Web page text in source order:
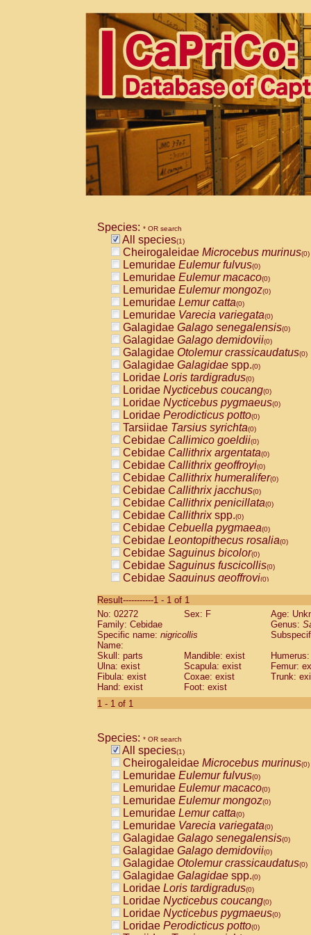
Species: * OR search
All species(1)
Cheirogaleidae Microcebus murinus(0)
Lemuridae Eulemur fulvus(0)
Lemuridae Eulemur macaco(0)
Lemuridae Eulemur mongoz(0)
Lemuridae Lemur catta(0)
Lemuridae Varecia variegata(0)
Galagidae Galago senegalensis(0)
Galagidae Galago demidovii(0)
Galagidae Otolemur crassicaudatus(0)
Galagidae Galagidae spp.(0)
Loridae Loris tardigradus(0)
Loridae Nycticebus coucang(0)
Loridae Nycticebus pygmaeus(0)
Loridae Perodicticus potto(0)
Tarsiidae Tarsius syrichta(0)
Cebidae Callimico goeldii(0)
Cebidae Callithrix argentata(0)
Cebidae Callithrix geoffroyi(0)
Cebidae Callithrix humeralifer(0)
Cebidae Callithrix jacchus(0)
Cebidae Callithrix penicillata(0)
Cebidae Callithrixspp.(0)
Cebidae Cebuella pygmaea(0)
Cebidae Leontopithecus rosalia(0)
Cebidae Saguinus bicolor(0)
Cebidae Saguinus fuscicollis(0)
Cebidae Saguinus geoffroyi(0)
CebidaeSaguinus labiatus(0)
Cebidae Saguinus leucopus (0)
Cebidae
CebidaeSaguinus mystax
Cebidae Saguinus nigricollis (1)
Cebidae Saguinus oedipus
Cebidae Saguinus weddelli
Cebidae Saguinusspp.
Cebidae
CebidaeCebus capucinus
CebidaeCebus nigrivittatus
CebidaeCebus spp.(0)
CebidaeSaimiri boliviensis(0)
CebidaeSaimiri sciureus(0)
AtelidaeAlouatta caraya(0)
AtelidaeAlouatta fusca(0)
AtelidaeAlouatta seniculus(0)
AtelidaeAlouattaspp.(0)
AtelidaeAteles belzebuth(0)
AtelidaeAteles geoffroyi(0)
AtelidaeAteles paniscus(0)
AtelidaeAtelesspp.(0)
AtelidaeLagothrix lagothricha(0)
AtelidaeLagothrix lagothricha cana
PitheciidaeCacajao calvus
Result-----------1 - 1 of 1
No: 02272
Sex: F
Age:
Family: Cebidae
Genus:
Specific name: nigricollis
Name:
Skull: parts
Mandible: exist
Ulna: exist
Scapula: exist
Femur:
Fibula: exist
Coxae: exist
Trunk:
Hand: exist
Foot: exist
1 - 1 of 1
Species: * OR search
All species(1)
Cheirogaleidae Microcebus murinus(0)
Lemuridae Eulemur fulvus(0)
Lemuridae Eulemur macaco(0)
Lemuridae Eulemur mongoz(0)
Lemuridae Lemur catta(0)
Lemuridae Varecia variegata(0)
Galagidae Galago senegalensis(0)
Galagidae Galago demidovii(0)
Galagidae Otolemur crassicaudatus(0)
Galagidae Galagidae spp.(0)
Loridae Loris tardigradus(0)
Loridae Nycticebus coucang(0)
Loridae Nycticebus pygmaeus(0)
Loridae Perodicticus potto(0)